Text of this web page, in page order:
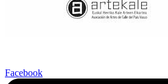
Facebook